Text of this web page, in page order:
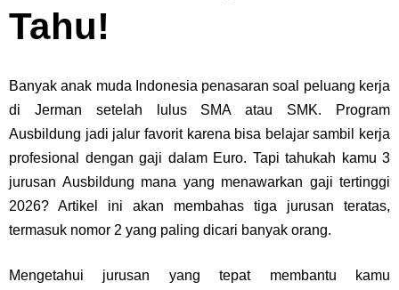
Tahu!
Banyak anak muda Indonesia penasaran soal peluang kerja
di Jerman setelah lulus SMA atau SMK. Program
Ausbildung jadi jalur favorit karena bisa belajar sambil kerja
profesional dengan gaji dalam Euro. Tapi tahukah kamu 3
jurusan Ausbildung mana yang menawarkan gaji tertinggi
2026? Artikel ini akan membahas tiga jurusan teratas,
termasuk nomor 2 yang paling dicari banyak orang.
Mengetahui jurusan yang tepat membantu kamu